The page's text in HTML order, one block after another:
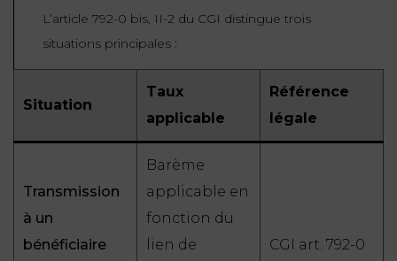
DE
L’URBANISME
L’article 792-0 bis, II-2 du CGI distingue trois
situations principales :
Situation
Taux
applicable
Référence
légale
Transmission
à un
bénéficiaire
Barème
applicable en
fonction du
lien de
CGI art. 792-0